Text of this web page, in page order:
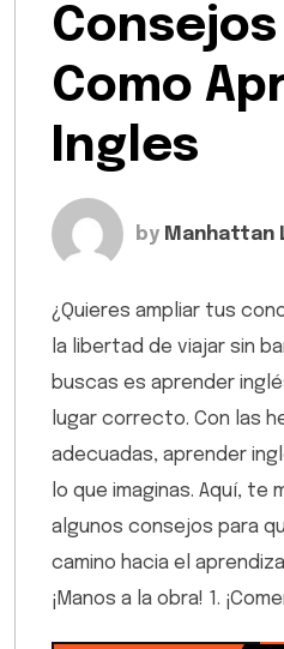
Consejos
Como
Ingles
by Manhattan
¿Quieres ampliar tus
la libertad de viajar sin
buscas es aprender
lugar correcto. Con las
adecuadas, aprender
lo que imaginas. Aquí, te
algunos consejos para
camino hacia el
¡Manos a la obra! 1.